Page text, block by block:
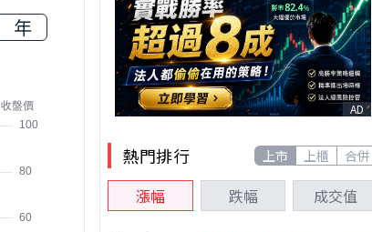
年
AD
熱門排行 上市 上櫃 合併
漲幅 跌幅 成交值